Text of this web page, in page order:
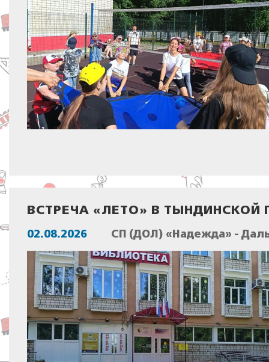
ВСТРЕЧА «ЛЕТО» В
02.08.2026 СП (ДОЛ) «Надежда» -